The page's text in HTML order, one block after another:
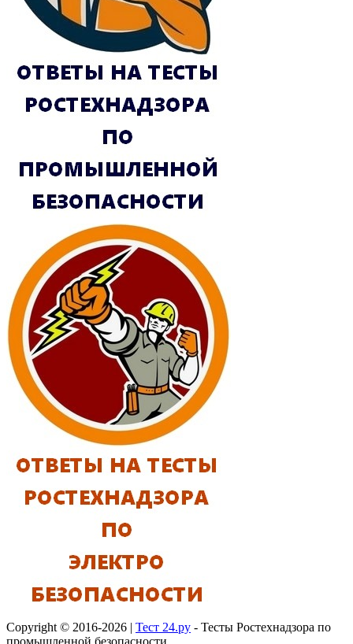
Copyright © 2016-2026 | Тест 24.ру - Тесты Ростехнадзора по
промышленной безопасности